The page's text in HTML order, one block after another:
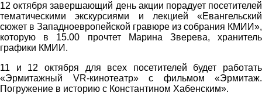
12 октября завершающий день акции порадует посетителей
тематическими экскурсиями и лекцией «Евангельский
сюжет в Западноевропейской гравюре из собрания КМИИ»,
которую в 15.00 прочтет Марина Зверева, хранитель
графики КМИИ.
11 и 12 октября для всех посетителей будет работать
«Эрмитажный VR-кинотеатр» с фильмом «Эрмитаж.
Погружение в историю с Константином Хабенским».